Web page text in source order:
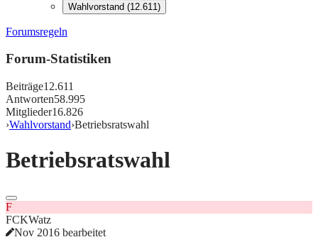
Wahlvorstand (12.611)
Forumsregeln
Forum-Statistiken
Beiträge12.611
Antworten58.995
Mitglieder16.826
›Wahlvorstand›Betriebsratswahl
Betriebsratswahl
F
FCKWatz
Nov 2016 bearbeitet